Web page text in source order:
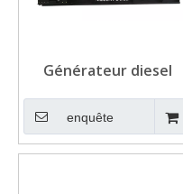
Générateur diesel
750KVA Mitsubishi /
PME pour l'hôpital
enquête